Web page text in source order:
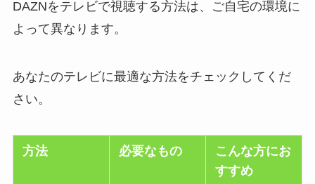
DAZNをテレビで視聴する方法は、ご自宅の環境に
よって異なります。
あなたのテレビに最適な方法をチェックしてくだ
さい。
方法 必要なもの
こんな方にお
すすめ